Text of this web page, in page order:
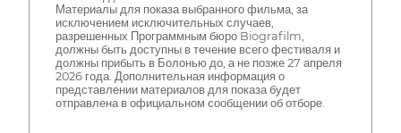
Материалы для показа выбранного фильма, за
исключением исключительных случаев,
разрешенных Программным бюро Biografilm,
должны быть доступны в течение всего фестиваля и
должны прибыть в Болонью до, а не позже 27 апреля
2026 года. Дополнительная информация о
представлении материалов для показа будет
отправлена в официальном сообщении об отборе.